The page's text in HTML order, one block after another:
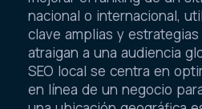
nacional o internacional,
clave amplias y
atraigan a una audiencia
SEO local se centra en
en línea de un negocio